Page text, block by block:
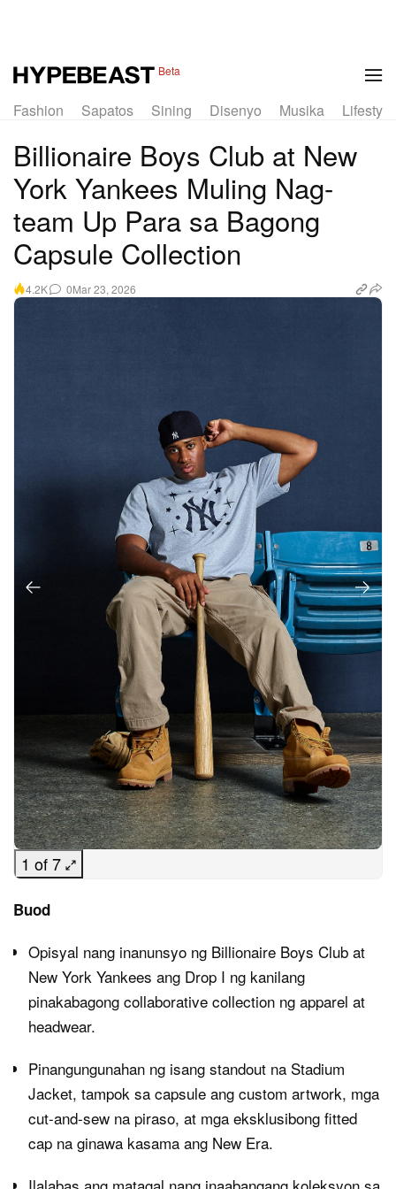
Beta
Fashion Sapatos Sining Disenyo Musika Lifestyle
Billionaire Boys Club at New
York Yankees Muling Nag-
team Up Para sa Bagong
Capsule Collection
4.2K 0Mar 23, 2026
1 of 7
Buod
Opisyal nang inanunsyo ng Billionaire Boys Club at
New York Yankees ang Drop I ng kanilang
pinakabagong collaborative collection ng apparel at
headwear.
Pinangungunahan ng isang standout na Stadium
Jacket, tampok sa capsule ang custom artwork, mga
cut-and-sew na piraso, at mga eksklusibong fitted
cap na ginawa kasama ang New Era.